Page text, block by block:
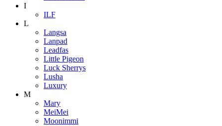
I
ILF
L
Langsa
Lanpad
Leadfas
Little Pigeon
Luck Sherrys
Lusha
Luxury
M
Mary
MeiMei
Moonimmi